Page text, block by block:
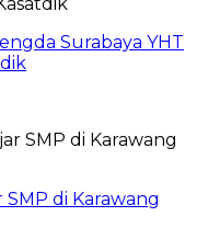
Surabaya YHT
di Karawang